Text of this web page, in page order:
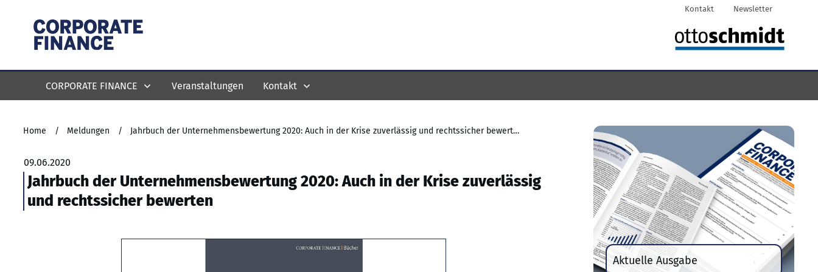
Kontakt Newsletter
CORPORATE FINANCE Veranstaltungen Kontakt
Home / Meldungen / Jahrbuch der Unternehmensbewertung 2020: Auch in der Krise zuverlässig und rechtssicher bewerten
09.06.2020
Jahrbuch der Unternehmensbewertung 2020: Auch in der Krise zuverlässig
und rechtssicher bewerten
Aktuelle Ausgabe